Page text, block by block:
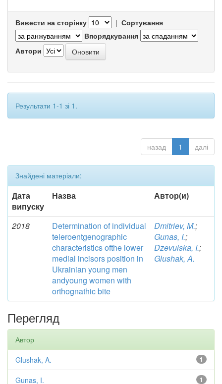
Вивести на сторінку | Сортування
Впорядкування
Автори
Результати 1-1 зі 1.
назад 1 далі
Знайдені матеріали:
Дата
випуску
Назва Автор(и)
2018
Determination of individual
teleroentgenographic
characteristics ofthe lower
medial incisors position in
Ukrainian young men
andyoung women with
orthognathic bite
Dmitriev, M.;
Gunas, I.;
Dzevulska, I.;
Glushak, A.
Перегляд
Автор
1
Glushak, A.
1
Gunas, I.